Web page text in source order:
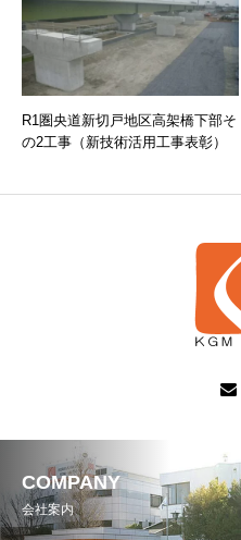
R1圏央道新切戸地区高架橋下部そ
の2工事（新技術活用工事表彰）
COMPANY
会社案内